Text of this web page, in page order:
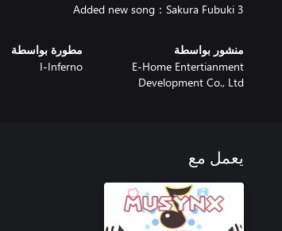
3 Added new song：Sakura Fubuki
منشور بواسطة
E-Home Entertianment
Development Co., Ltd
مطورة بواسطة
I-Inferno
يعمل مع